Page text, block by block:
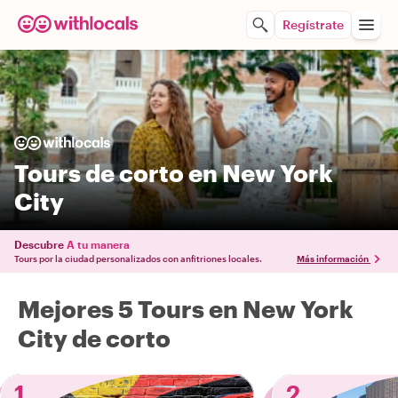
Regístrate
Tours de corto en New York
City
Descubre A tu manera
Tours por la ciudad personalizados con anfitriones locales. Más información
Mejores 5 Tours en New York
City de corto